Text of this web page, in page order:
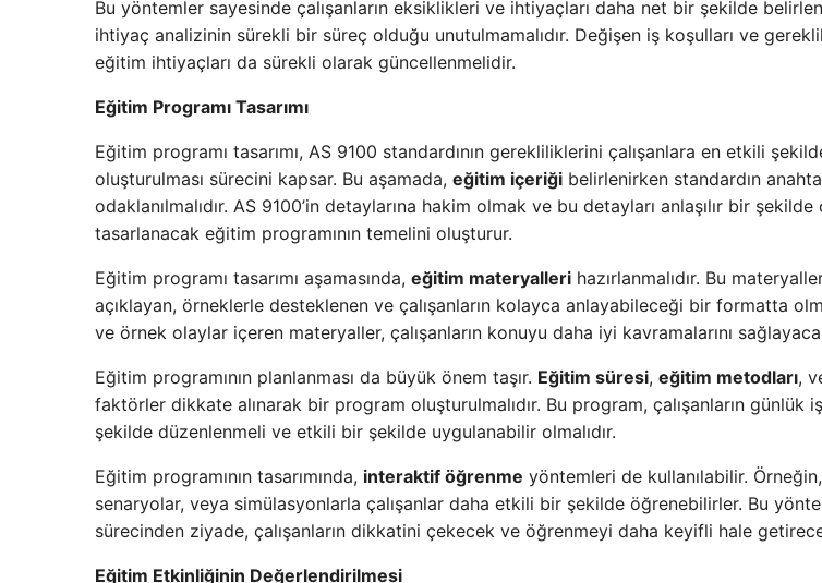
Bu yöntemler sayesinde çalışanların eksiklikleri ve ihtiyaçları daha net bir şekilde
ihtiyaç analizinin sürekli bir süreç olduğu unutulmamalıdır. Değişen iş koşulları ve
eğitim ihtiyaçları da sürekli olarak güncellenmelidir.
Eğitim Programı Tasarımı
Eğitim programı tasarımı, AS 9100 standardının gerekliliklerini çalışanlara en etkili
oluşturulması sürecini kapsar. Bu aşamada, eğitim içeriği belirlenirken standardın
odaklanılmalıdır. AS 9100’in detaylarına hakim olmak ve bu detayları anlaşılır bir
tasarlanacak eğitim programının temelini oluşturur.
Eğitim programı tasarımı aşamasında, eğitim materyalleri hazırlanmalıdır. Bu
açıklayan, örneklerle desteklenen ve çalışanların kolayca anlayabileceği bir formatta
ve örnek olaylar içeren materyaller, çalışanların konuyu daha iyi kavramalarını
Eğitim programının planlanması da büyük önem taşır. Eğitim süresi, eğitim metodları,
faktörler dikkate alınarak bir program oluşturulmalıdır. Bu program, çalışanların günlük iş
şekilde düzenlenmeli ve etkili bir şekilde uygulanabilir olmalıdır.
Eğitim programının tasarımında, interaktif öğrenme yöntemleri de kullanılabilir.
senaryolar, veya simülasyonlarla çalışanlar daha etkili bir şekilde öğrenebilirler. Bu
sürecinden ziyade, çalışanların dikkatini çekecek ve öğrenmeyi daha keyifli hale
Eğitim Etkinliğinin Değerlendirilmesi